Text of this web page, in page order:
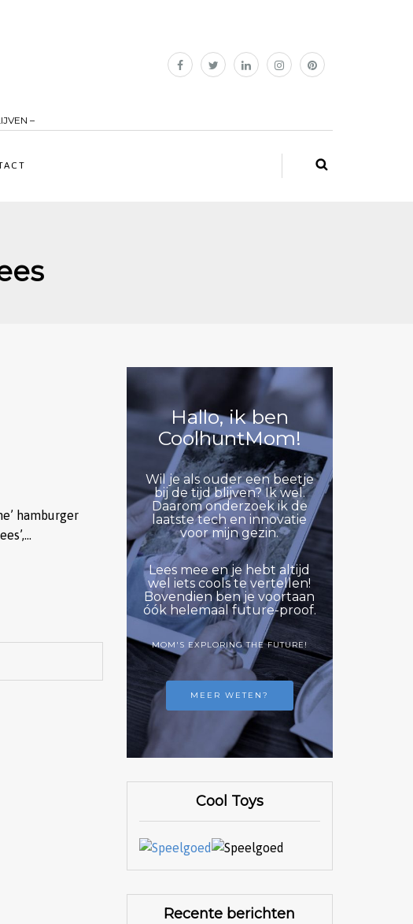
–
hamburger
Hallo, ik ben
CoolhuntMom!
Wil je als ouder een beetje
bij de tijd blijven? Ik wel.
Daarom onderzoek ik de
laatste tech en innovatie
voor mijn gezin.
Lees mee en je hebt altijd
wel iets cools te vertellen!
Bovendien ben je voortaan
óók helemaal future-proof.
MOM'S EXPLORING THE FUTURE!
MEER WETEN?
Cool Toys
Recente berichten